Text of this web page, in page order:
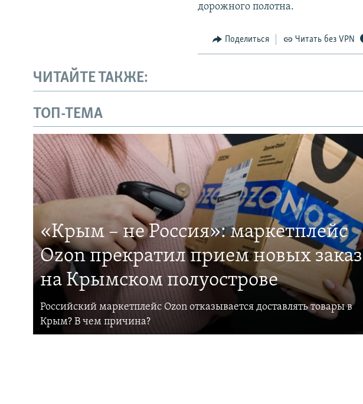
дорожного полотна.
Поделиться Читать без VPN
ЧИТАЙТЕ ТАКЖЕ:
ТОП-ТЕМА
«Крым – не Россия»: маркетплейс
Ozon прекратил прием новых
на Крымском полуострове
Российский маркетплейс Ozon отказывается доставлять товары в
Крым? В чем причина?